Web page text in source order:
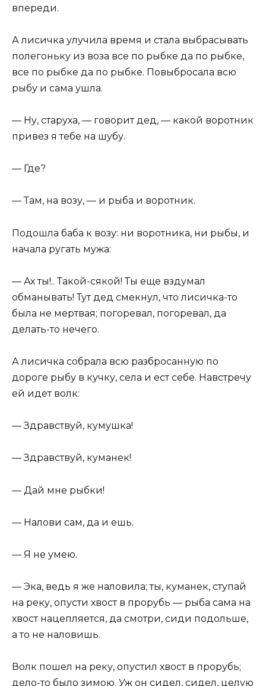
впереди.
А лисичка улучила время и стала выбрасывать
полегоньку из воза все по рыбке да по рыбке,
все по рыбке да по рыбке. Повыбросала всю
рыбу и сама ушла.
— Ну, старуха, — говорит дед, — какой воротник
привез я тебе на шубу.
— Где?
— Там, на возу, — и рыба и воротник.
Подошла баба к возу: ни воротника, ни рыбы, и
начала ругать мужа:
— Ах ты!.. Такой-сякой! Ты еще вздумал
обманывать! Тут дед смекнул, что лисичка-то
была не мертвая; погоревал, погоревал, да
делать-то нечего.
А лисичка собрала всю разбросанную по
дороге рыбу в кучку, села и ест себе. Навстречу
ей идет волк:
— Здравствуй, кумушка!
— Здравствуй, куманек!
— Дай мне рыбки!
— Налови сам, да и ешь.
— Я не умею.
— Эка, ведь я же наловила; ты, куманек, ступай
на реку, опусти хвост в прорубь — рыба сама на
хвост нацепляется, да смотри, сиди подольше,
а то не наловишь.
Волк пошел на реку, опустил хвост в прорубь;
дело-то было зимою. Уж он сидел, сидел, целую